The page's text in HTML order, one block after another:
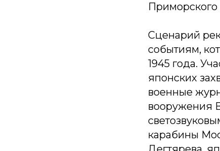
Приморского
Сценарий
событиям,
1945 года.
японских
военные
вооружения
карабины